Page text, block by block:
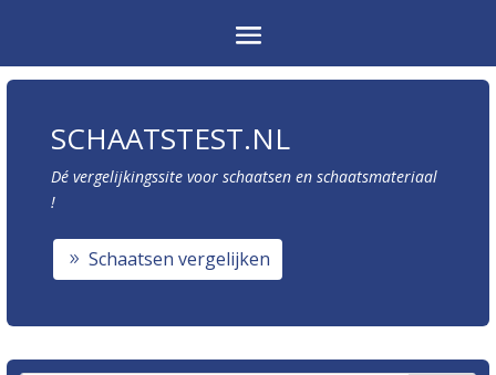
SCHAATSTEST.NL
Dé vergelijkingssite voor schaatsen en schaatsmateriaal
!
Schaatsen vergelijken